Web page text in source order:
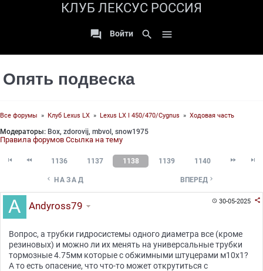
КЛУБ ЛЕКСУС РОССИЯ
 Войти search 
Опять подвеска
Все форумы » Клуб Lexus LX » Lexus LX I 450/470/Cygnus » Ходовая часть
Модераторы: Box, zdorovij, mbvol , snow1975
Правила форумов Ссылка на тему
  1136 1137 1138 1139 1140  
 НАЗАД ВПЕРЕД 
30-05-2025 
Andyross79
Вопрос, а трубки гидросистемы одного диаметра все (кроме
резиновых) и можно ли их менять на универсальные трубки
тормозные 4.75мм которые с обжимными штуцерами м10х1?
А то есть опасение, что что-то может открутиться с